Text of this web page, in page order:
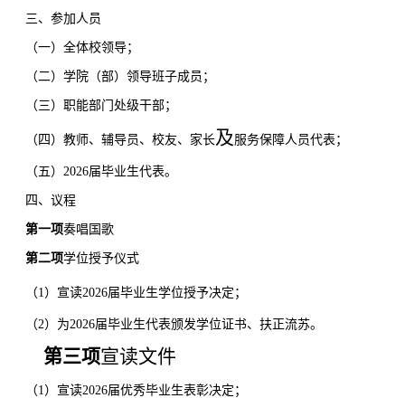
三、参加人员
（一）全体校领导；
（二）学院（部）领导班子成员；
（三）职能部门处级干部；
（四）教师、辅导员、校友、家长及 服务保障人员代表；
（五） 2026届毕业生代表。
四、议程
第一项奏唱国歌
第二项学位授予仪式
（1） 宣读2026届毕业生学位授予决定；
（2）为2026届毕业生代表颁发学位证书、扶正流苏。
第三项宣读文件
（1）宣读2026届优秀毕业生表彰决定；